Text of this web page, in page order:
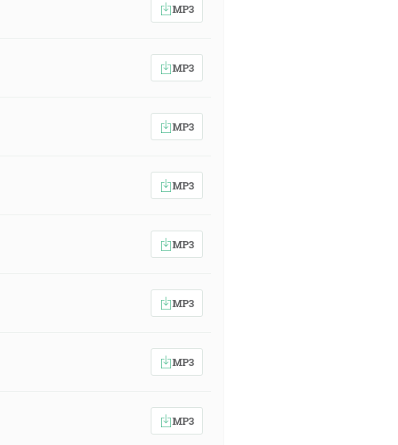
MP3
MP3
MP3
MP3
MP3
MP3
MP3
MP3